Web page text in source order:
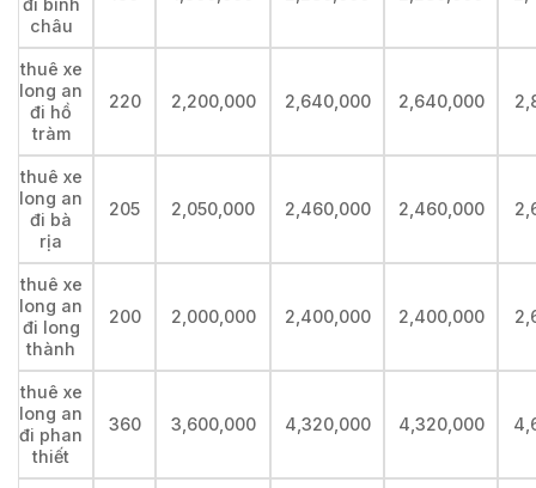
đi bình
châu
thuê xe
long an
đi hồ
tràm
220 2,200,000 2,640,000 2,640,000
thuê xe
long an
đi bà
rịa
205 2,050,000 2,460,000 2,460,000
thuê xe
long an
đi long
thành
200 2,000,000 2,400,000 2,400,000
thuê xe
long an
đi phan
thiết
360 3,600,000 4,320,000 4,320,000